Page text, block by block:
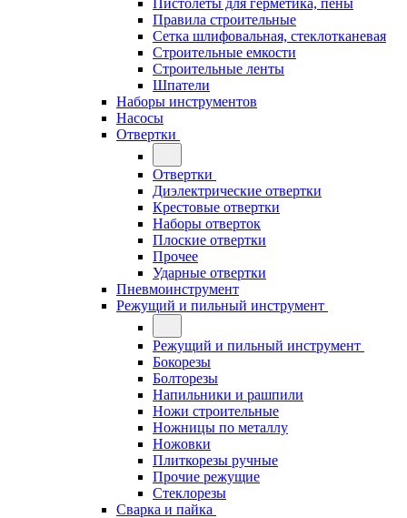
Пистолеты для герметика, пены
Правила строительные
Сетка шлифовальная, стеклотканевая
Строительные емкости
Строительные ленты
Шпатели
Наборы инструментов
Насосы
Отвертки
Отвертки
Диэлектрические отвертки
Крестовые отвертки
Наборы отверток
Плоские отвертки
Прочее
Ударные отвертки
Пневмоинструмент
Режущий и пильный инструмент
Режущий и пильный инструмент
Бокорезы
Болторезы
Напильники и рашпили
Ножи строительные
Ножницы по металлу
Ножовки
Плиткорезы ручные
Прочие режущие
Стеклорезы
Сварка и пайка